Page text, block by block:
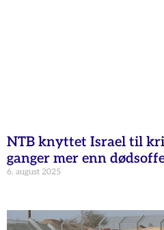
NTB knyttet Israel til
ganger mer enn
6. august 2025